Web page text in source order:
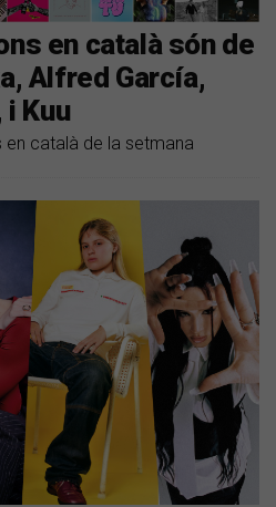
en català són de
Alfred García,
i Kuu
català de la setmana